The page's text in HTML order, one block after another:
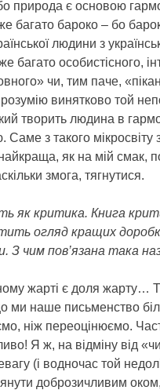
природа є основою
багато бароко – бо
людини з
багато особистісного,
чи, тим паче,
винятково той
творить людина в
Саме з такого мікросвіту
як на мій смак,
змога, тягнутися.
як критика. Книга
огляд кращих
З чим пов’язана така
жарті є доля жарту…
ми наше письменство
ніж переоцінюємо.
Я ж, на відміну від
(і водночас той
доброзичливим